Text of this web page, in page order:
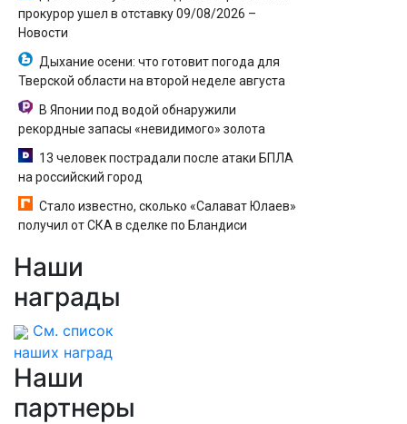
прокурор ушел в отставку 09/08/2026 –
Новости
Дыхание осени: что готовит погода для
Тверской области на второй неделе августа
В Японии под водой обнаружили
рекордные запасы «невидимого» золота
13 человек пострадали после атаки БПЛА
на российский город
Стало известно, сколько «Салават Юлаев»
получил от СКА в сделке по Бландиси
Наши
награды
См. список
наших наград
Наши
партнеры